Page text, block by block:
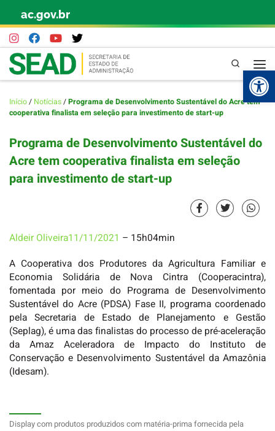
Skip to content
ac.gov.br
Pesquisa
Início/ Notícias/Programa de Desenvolvimento Sustentável do Acre tem
cooperativa finalista em seleção para investimento de start-up
Programa de Desenvolvimento Sustentável do
Acre tem cooperativa finalista em seleção
para investimento de start-up
Aldeir Oliveira11/11/2021 – 15h04min
A Cooperativa dos Produtores da Agricultura Familiar e
Economia Solidária de Nova Cintra (Cooperacintra),
fomentada por meio do Programa de Desenvolvimento
Sustentável do Acre (PDSA) Fase II, programa coordenado
pela Secretaria de Estado de Planejamento e Gestão
(Seplag), é uma das finalistas do processo de pré-aceleração
da Amaz Aceleradora de Impacto do Instituto de
Conservação e Desenvolvimento Sustentável da Amazônia
(Idesam).
Display com produtos produzidos com matéria-prima fornecida pela